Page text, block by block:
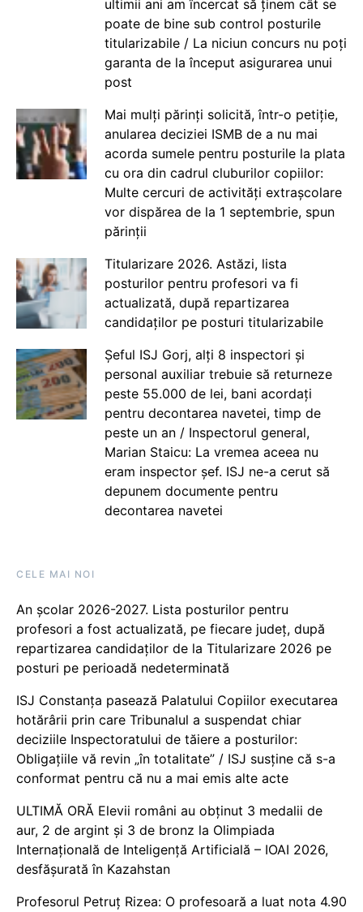
ultimii ani am încercat să ținem cât se
poate de bine sub control posturile
titularizabile / La niciun concurs nu poți
garanta de la început asigurarea unui
post
Mai mulți părinți solicită, într-o petiție,
anularea deciziei ISMB de a nu mai
acorda sumele pentru posturile la plata
cu ora din cadrul cluburilor copiilor:
Multe cercuri de activități extrașcolare
vor dispărea de la 1 septembrie, spun
părinții
Titularizare 2026. Astăzi, lista
posturilor pentru profesori va fi
actualizată, după repartizarea
candidaților pe posturi titularizabile
Șeful ISJ Gorj, alți 8 inspectori și
personal auxiliar trebuie să returneze
peste 55.000 de lei, bani acordați
pentru decontarea navetei, timp de
peste un an / Inspectorul general,
Marian Staicu: La vremea aceea nu
eram inspector șef. ISJ ne-a cerut să
depunem documente pentru
decontarea navetei
CELE MAI NOI
An școlar 2026-2027. Lista posturilor pentru
profesori a fost actualizată, pe fiecare județ, după
repartizarea candidaților de la Titularizare 2026 pe
posturi pe perioadă nedeterminată
ISJ Constanța pasează Palatului Copiilor executarea
hotărârii prin care Tribunalul a suspendat chiar
deciziile Inspectoratului de tăiere a posturilor:
Obligațiile vă revin „în totalitate” / ISJ susține că s-a
conformat pentru că nu a mai emis alte acte
ULTIMĂ ORĂ Elevii români au obținut 3 medalii de
aur, 2 de argint și 3 de bronz la Olimpiada
Internațională de Inteligență Artificială – IOAI 2026,
desfășurată în Kazahstan
Profesorul Petruț Rizea: O profesoară a luat nota 4.90